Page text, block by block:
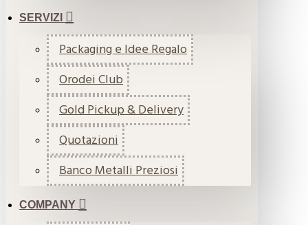
SERVIZI
Packaging e Idee Regalo
Orodei Club
Gold Pickup & Delivery
Quotazioni
Banco Metalli Preziosi
COMPANY